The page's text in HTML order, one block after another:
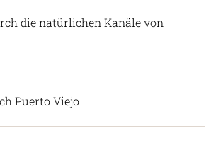
die natürlichen Kanäle von
Puerto Viejo